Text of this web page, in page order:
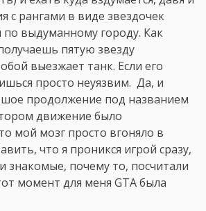
с рангами в виде звездочек
по выдуманному городу. Как
пятую звезду
выезжает танк. Если его
просто неуязвим. Да, и
продолжение под названием
движение было
мой мозг просто вгоняло в
что я проникся игрой сразу,
знакомые, почему то, посчитали
момент для меня GTA была